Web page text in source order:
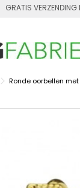
GRATIS
Ronde oorbellen